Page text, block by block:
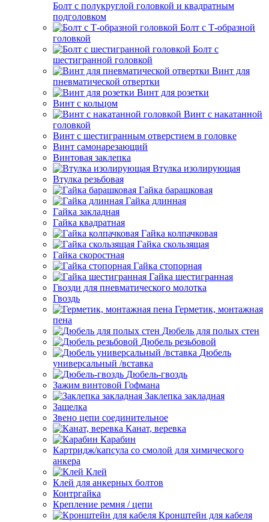
Болт с полукруглой головкой и квадратным
подголовком
Болт с Т-образной
головкой
Болт с
шестигранной головкой
Винт для
пневматической отвертки
Винт для розетки
Винт с кольцом
Винт с накатанной
головкой
Винт с шестигранным отверстием в головке
Винт самонарезающий
Винтовая заклепка
Втулка изолирующая
Втулка резьбовая
Гайка барашковая
Гайка длинная
Гайка закладная
Гайка квадратная
Гайка колпачковая
Гайка скользящая
Гайка скоростная
Гайка стопорная
Гайка шестигранная
Гвозди для пневматического молотка
Гвоздь
Герметик, монтажная
пена
Дюбель для полых стен
Дюбель резьбовой
Дюбель
универсальный /вставка
Дюбель-гвоздь
Зажим винтовой Гофмана
Заклепка закладная
Защелка
Звено цепи соединительное
Канат, веревка
Карабин
Картридж/капсула со смолой для химического
анкера
Клей
Клей для анкерных болтов
Контргайка
Крепление ремня / цепи
Кронштейн для кабеля